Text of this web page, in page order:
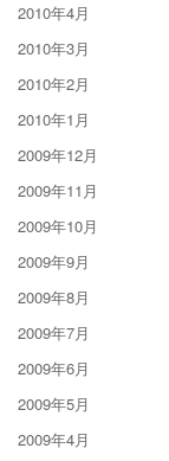
2010年4月
2010年3月
2010年2月
2010年1月
2009年12月
2009年11月
2009年10月
2009年9月
2009年8月
2009年7月
2009年6月
2009年5月
2009年4月